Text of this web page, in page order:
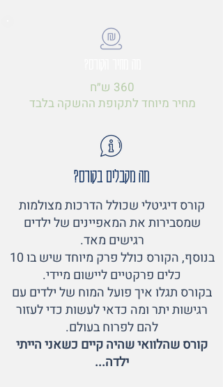
360 ש״ח
מחיר מיוחד לתקופת ההשקה בלבד
מה מקבלים בקורס?
קורס דיגיטלי שכולל הדרכות מצולמות
שמסבירות את המאפיינים של ילדים
רגישים מאד.
בנוסף, הקורס כולל פרק מיוחד שיש בו 10
כלים פרקטיים ליישום מיידי.
בקורס תגלו איך פועל המוח של ילדים עם
רגישות יתר ומה כדאי לעשות כדי לעזור
להם לפרוח בעולם.
קורס שהלוואי שהיה קיים כשאני הייתי
ילדה...